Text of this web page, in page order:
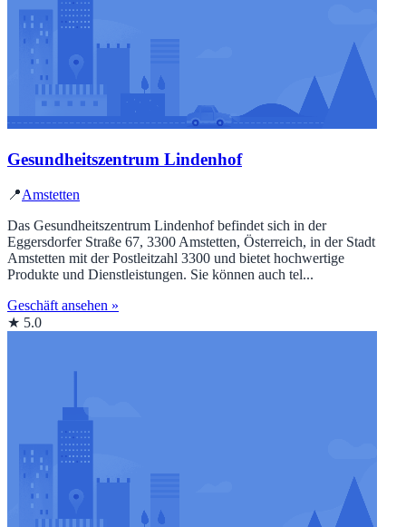
Gesundheitszentrum Lindenhof
📍Amstetten
Das Gesundheitszentrum Lindenhof befindet sich in der
Eggersdorfer Straße 67, 3300 Amstetten, Österreich, in der Stadt
Amstetten mit der Postleitzahl 3300 und bietet hochwertige
Produkte und Dienstleistungen. Sie können auch tel...
Geschäft ansehen »
★ 5.0